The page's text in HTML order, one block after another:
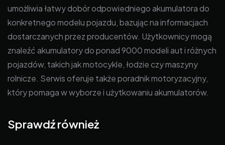
umożliwia łatwy dobór odpowiedniego akumulatora do
konkretnego modelu pojazdu, bazując na informacjach
dostarczanych przez producentów. Użytkownicy mogą
znaleźć akumulatory do ponad 9000 modeli aut i różnych
pojazdów, takich jak motocykle, łodzie czy maszyny
rolnicze. Serwis oferuje także poradnik motoryzacyjny,
który pomaga w wyborze i użytkowaniu akumulatorów.
Sprawdź również